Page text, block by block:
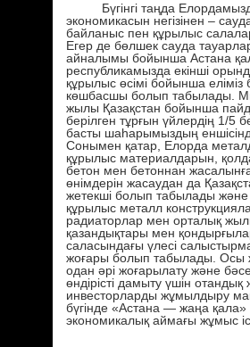
Бүгінгі таңда
экономикасын негізінен –
байланыс пен құрылыс
Егер де бөлшек сауда
айналымы бойынша Астана
республикамызда екінші
құрылыс өсімі бойынша
көшбасшы болып табылады.
жылы Қазақстан бойынша
берілген тұрғын үйлердің 1/5
басты шаһарымыздың
Сонымен қатар, Елорда
құрылыс материалдарын,
бетон мен бетоннан
өнімдерін жасаудан да
жетекші болып табылады
құрылыс металл
радиаторлар мен орталық
қазандықтары мен
саласындағы үлесі
жоғары болып табылады. Осы
одан әрі жоғарылату және
өндірісті дамыту үшін
инвесторларды жұмылдыру
бүгінде «Астана — жаңа
экономикалық аймағы жұмыс